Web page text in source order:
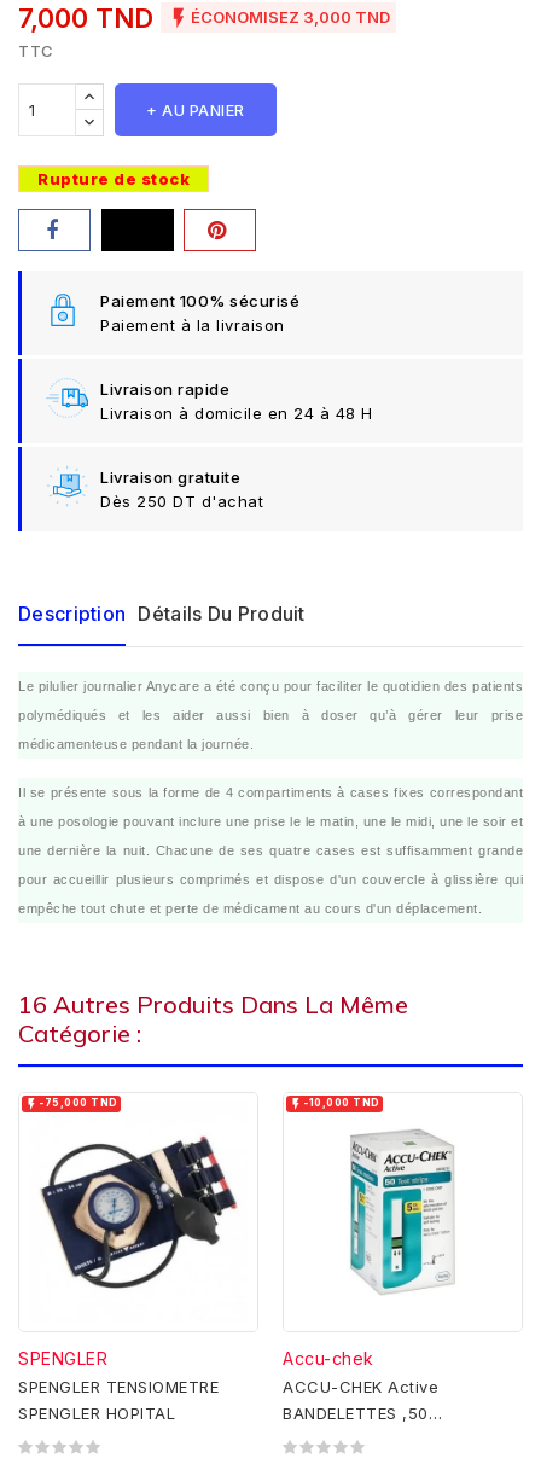
7,000 TND  ÉCONOMISEZ 3,000 TND
TTC
+ AU PANIER
Rupture de stock
Paiement 100% sécurisé
Paiement à la livraison
Livraison rapide
Livraison à domicile en 24 à 48 H
Livraison gratuite
Dès 250 DT d'achat
Description Détails Du Produit
Le pilulier journalier Anycare a été conçu pour faciliter le quotidien des patients
polymédiqués et les aider aussi bien à doser qu’à gérer leur prise
médicamenteuse pendant la journée.
Il se présente sous la forme de 4 compartiments à cases fixes correspondant
à une posologie pouvant inclure une prise le le matin, une le midi, une le soir et
une dernière la nuit. Chacune de ses quatre cases est suffisamment grande
pour accueillir plusieurs comprimés et dispose d'un couvercle à glissière qui
empêche tout chute et perte de médicament au cours d'un déplacement.
16 Autres Produits Dans La Même
Catégorie :
 -75,000 TND
SPENGLER
SPENGLER TENSIOMETRE
SPENGLER HOPITAL
 -10,000 TND
Accu-chek
ACCU-CHEK Active
BANDELETTES ,50
bandelettes